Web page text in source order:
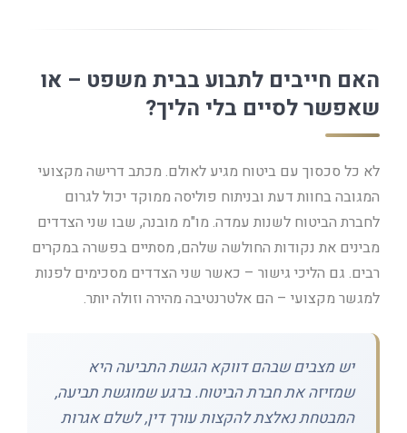
האם חייבים לתבוע בבית משפט – או
שאפשר לסיים בלי הליך?
לא כל סכסוך עם ביטוח מגיע לאולם. מכתב דרישה מקצועי
המגובה בחוות דעת ובניתוח פוליסה ממוקד יכול לגרום
לחברת הביטוח לשנות עמדה. מו"מ מובנה, שבו שני הצדדים
מבינים את נקודות החולשה שלהם, מסתיים בפשרה במקרים
רבים. גם הליכי גישור – כאשר שני הצדדים מסכימים לפנות
למגשר מקצועי – הם אלטרנטיבה מהירה וזולה יותר.
יש מצבים שבהם דווקא הגשת התביעה היא
שמזיזה את חברת הביטוח. ברגע שמוגשת תביעה,
המבטחת נאלצת להקצות עורך דין, לשלם אגרות